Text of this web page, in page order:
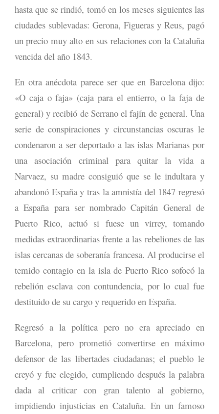
hasta que se rindió, tomó en los meses siguientes las
ciudades sublevadas: Gerona, Figueras y Reus, pagó
un precio muy alto en sus relaciones con la Cataluña
vencida del año 1843.
En otra anécdota parece ser que en Barcelona dijo:
«O caja o faja» (caja para el entierro, o la faja de
general) y recibió de Serrano el fajín de general. Una
serie de conspiraciones y circunstancias oscuras le
condenaron a ser deportado a las islas Marianas por
una asociación criminal para quitar la vida a
Narvaez, su madre consiguió que se le indultara y
abandonó España y tras la amnistía del 1847 regresó
a España para ser nombrado Capitán General de
Puerto Rico, actuó si fuese un virrey, tomando
medidas extraordinarias frente a las rebeliones de las
islas cercanas de soberanía francesa. Al producirse el
temido contagio en la isla de Puerto Rico sofocó la
rebelión esclava con contundencia, por lo cual fue
destituido de su cargo y requerido en España.
Regresó a la política pero no era apreciado en
Barcelona, pero prometió convertirse en máximo
defensor de las libertades ciudadanas; el pueblo le
creyó y fue elegido, cumpliendo después la palabra
dada al criticar con gran talento al gobierno,
impidiendo injusticias en Cataluña. En un famoso